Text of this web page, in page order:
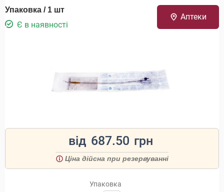
Упаковка / 1 шт
Є в наявності
Аптеки
від 687.50 грн
Ціна дійсна при резервуванні
Упаковка